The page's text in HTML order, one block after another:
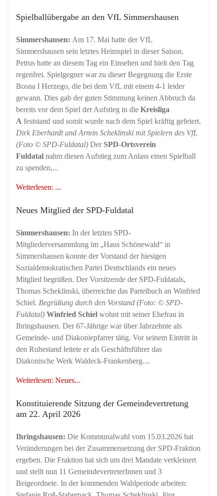
Spielballübergabe an den VfL Simmershausen
Simmershausen: Am 17. Mai hatte der VfL
Simmershausen sein letztes Heimspiel in dieser Saison.
Petrus hatte an diesem Tag ein Einsehen und hielt den Tag
regenfrei. Spielgegner war zu dieser Begegnung die Erste
Bosna I Herzego, die bei dem VfL mit einem 4-1 leider
gewann. Dies gab der guten Stimmung keinen Abbruch da
bereits vor dem Spiel der Aufstieg in die Kreisliga
A feststand und somit wurde nach dem Spiel kräftig gefeiert.
Dirk Eberhardt und Armin Scheklinski mit Spielern des VfL
(Foto © SPD-Fuldatal) Der SPD-Ortsverein
Fuldatal nahm diesen Aufstieg zum Anlass einen Spielball
zu spenden,...
Weiterlesen: ...
Neues Mitglied der SPD-Fuldatal
Simmershausen: In der letzten SPD-
Mitgliederversammlung im „Haus Schönewald“ in
Simmershausen konnte der Vorstand der hiesigen
Sozialdemokratischen Partei Deutschlands ein neues
Mitglied begrüßen. Der Vorsitzende der SPD-Fuldatals,
Thomas Scheklinski, überreichte das Parteibuch an Winfried
Schiel. Begrüßung durch den Vorstand (Foto: © SPD-
Fuldatal) Winfried Schiel wohnt mit seiner Ehefrau in
Ihringshausen. Der 67-Jährige war über Jahrzehnte als
Gemeinde- und Diakoniepfarrer tätig. Vor seinem Eintritt in
den Ruhestand leitete er als Geschäftsführer das
Diakonische Werk Waldeck-Frankenberg....
Weiterlesen: Neues...
Konstituierende Sitzung der Gemeindevertretung
am 22. April 2026
Ihringshausen: Die Kommunalwahl vom 15.03.2026 hat
Veränderungen bei der Zusammensetzung der SPD-Fraktion
ergeben. Die Fraktion hat sich um drei Mandate verkleinert
und stellt nun 11 GemeindevertreterInnen und 3
Beigeordnete. In der kommenden Wahlperiode arbeiten: